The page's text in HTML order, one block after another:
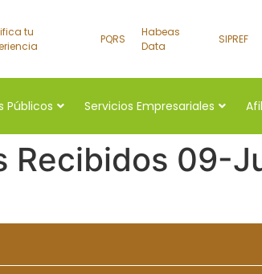
tu
PQRS
Habeas
Data
SIPREF
Públicos Servicios Empresariales
Recibidos 09-